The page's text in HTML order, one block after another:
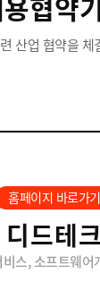
산업 협약을
홈페이지 바로가기
디드테크
비스, 소프트웨어